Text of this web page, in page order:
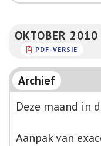
OKTOBER 2010
PDF-VERSIE
Archief
Deze maand in
Aanpak van